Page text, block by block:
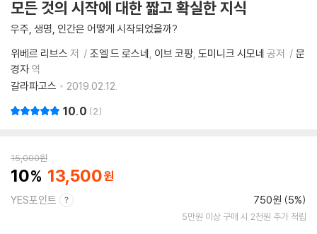
모든 것의 시작에 대한 짧고 확실한 지식
우주, 생명, 인간은 어떻게 시작되었을까?
위베르 리브스 저 조엘 드 로스네 이브 코팡 도미니크 시모네 공저
문
경자역
갈라파고스
2019.02.12.
10.0 2
15,000원
10 13,500
YES포인트 750원 (5%)
5만원 이상 구매 시 2천원 추가 적립